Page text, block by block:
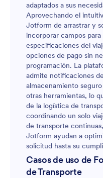
adaptados a sus
Aprovechando el
Jotform de arrastrar y
incorporar campos
especificaciones del
opciones de pago sin
programación. La
admite notificaciones
almacenamiento
otras herramientas, lo
de la logística de
coordinando un solo
de transporte
Jotform ayudan a
solicitud hasta su
Casos de uso de
de Transporte